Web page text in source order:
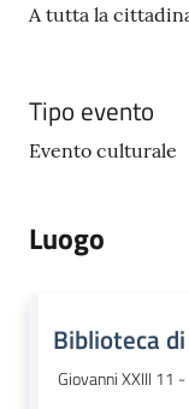
A tutta la
Tipo evento
Evento culturale
Luogo
Biblioteca
Giovanni XXIII 11